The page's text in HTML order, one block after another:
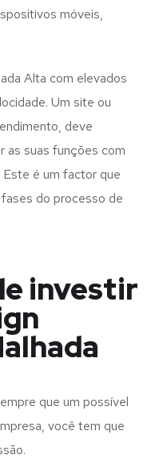
móveis,
Alta com elevados
Um site ou
deve
as suas funções com
é um factor que
do processo de
investir
que um possível
você tem que